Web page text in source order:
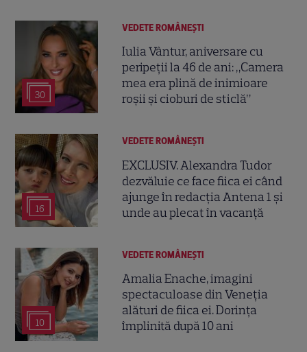
30
VEDETE ROMÂNEŞTI
Iulia Vântur, aniversare cu
peripeții la 46 de ani: „Camera
mea era plină de inimioare
roșii și cioburi de sticlă”
16
VEDETE ROMÂNEŞTI
EXCLUSIV. Alexandra Tudor
dezvăluie ce face fiica ei când
ajunge în redacția Antena 1 și
unde au plecat în vacanță
10
VEDETE ROMÂNEŞTI
Amalia Enache, imagini
spectaculoase din Veneția
alături de fiica ei. Dorința
împlinită după 10 ani